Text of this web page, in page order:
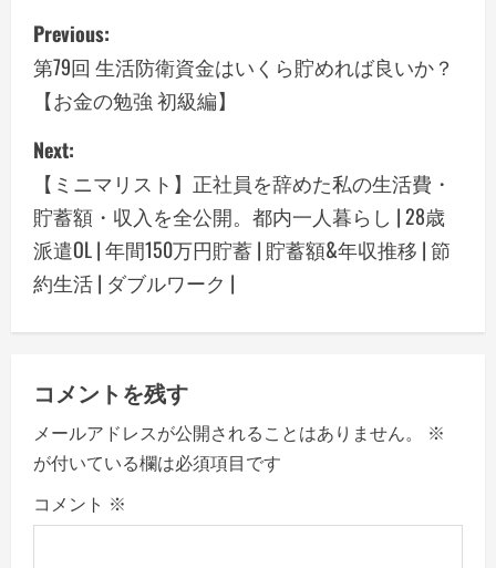
P
o
s
t
n
a
v
i
g
a
t
i
Previous:
第79回 生活防衛資金はいくら貯めれば良いか？
【お金の勉強 初級編】
Next:
【ミニマリスト】正社員を辞めた私の生活費・
貯蓄額・収入を全公開。都内一人暮らし | 28歳
派遣OL | 年間150万円貯蓄 | 貯蓄額&年収推移 | 節
約生活 | ダブルワーク |
コメントを残す
メールアドレスが公開されることはありません。
※
が付いている欄は必須項目です
コメント ※